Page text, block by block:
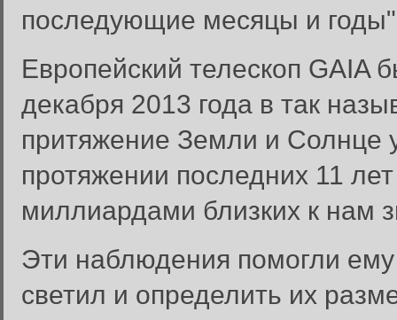
последующие месяцы и
Европейский телескоп GAIA
декабря 2013 года в так
притяжение Земли и Солнце
протяжении последних 11
миллиардами близких к нам
Эти наблюдения помогли ему
светил и определить их